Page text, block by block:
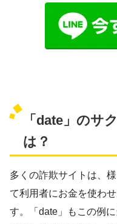
「date」のサ
は？
多くの詐欺サイトは、
て利用者にお金を使わ
す。「date」もこの例に